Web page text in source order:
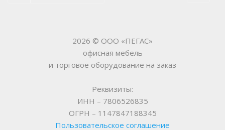
2026 © ООО «ПЕГАС»
офисная мебель
и торговое оборудование на заказ
Реквизиты:
ИНН – 7806526835
ОГРН – 1147847188345
Пользовательское соглашение